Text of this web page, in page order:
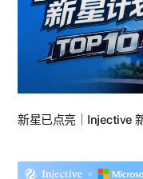
新星已点亮｜Injective